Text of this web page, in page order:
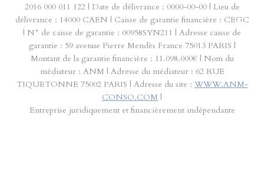
2016 000 011 122 | Date de délivrance : 0000-00-00 | Lieu de
délivrance : 14000 CAEN | Caisse de garantie financière : CEGC
| N° de caisse de garantie : 00958SYN211 | Adresse caisse de
garantie : 59 avenue Pierre Mendès France 75013 PARIS |
Montant de la garantie financière : 11.098.000€ | Nom du
médiateur : ANM | Adresse du médiateur : 62 RUE
TIQUETONNE 75002 PARIS | Adresse du site : WWW.ANM-
CONSO.COM |
Entreprise juridiquement et financièrement indépendante